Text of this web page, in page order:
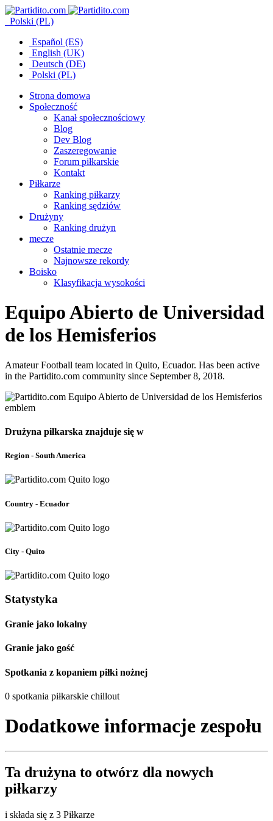
Polski (PL)
Español (ES)
English (UK)
Deutsch (DE)
Polski (PL)
Strona domowa
Społeczność
Kanał społecznościowy
Blog
Dev Blog
Zaszeregowanie
Forum piłkarskie
Kontakt
Piłkarze
Ranking piłkarzy
Ranking sędziów
Drużyny
Ranking drużyn
mecze
Ostatnie mecze
Najnowsze rekordy
Boisko
Klasyfikacja wysokości
Equipo Abierto de Universidad
de los Hemisferios
Amateur Football team located in Quito, Ecuador. Has been active
in the Partidito.com community since September 8, 2018.
Drużyna piłkarska znajduje się w
Region - South America
Country - Ecuador
City - Quito
Statystyka
Granie jako lokalny
Granie jako gość
Spotkania z kopaniem piłki nożnej
0 spotkania piłkarskie chillout
Dodatkowe informacje zespołu
Ta drużyna to otwórz dla nowych
piłkarzy
i składa się z 3 Piłkarze